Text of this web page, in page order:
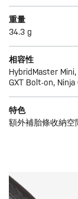
重量
34.3 g
相容性
HybridMaster
GXT Bolt-on, Ninja
特色
額外補胎條收納空